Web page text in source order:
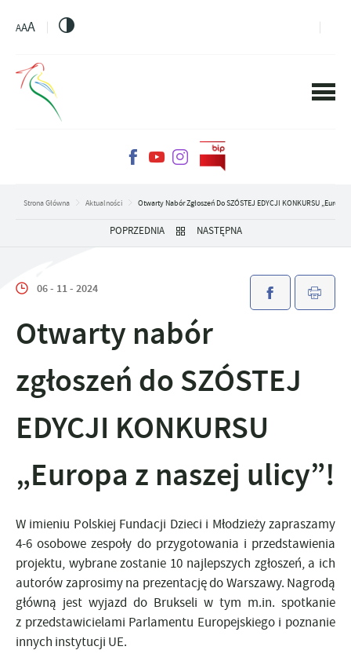
AAA
Strona Główna Aktualności Otwarty Nabór Zgłoszeń Do SZÓSTEJ EDYCJI KONKURSU „Europa
POPRZEDNIA NASTĘPNA
06 - 11 - 2024
Otwarty nabór
zgłoszeń do SZÓSTEJ
EDYCJI KONKURSU
„Europa z naszej ulicy”!
W imieniu Polskiej Fundacji Dzieci i Młodzieży zapraszamy
4-6 osobowe zespoły do przygotowania i przedstawienia
projektu, wybrane zostanie 10 najlepszych zgłoszeń, a ich
autorów zaprosimy na prezentację do Warszawy. Nagrodą
główną jest wyjazd do Brukseli w tym m.in. spotkanie
z przedstawicielami Parlamentu Europejskiego i poznanie
innych instytucji UE.